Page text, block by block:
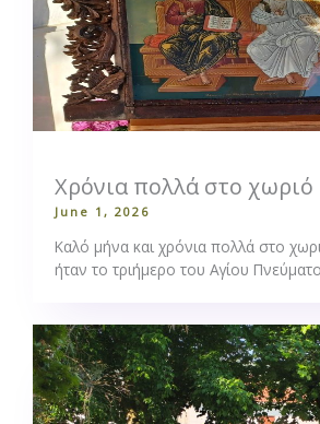
Χρόνια πολλά στο χωριό
June 1, 2026
Καλό μήνα και χρόνια πολλά στο
ήταν το τριήμερο του Αγίου